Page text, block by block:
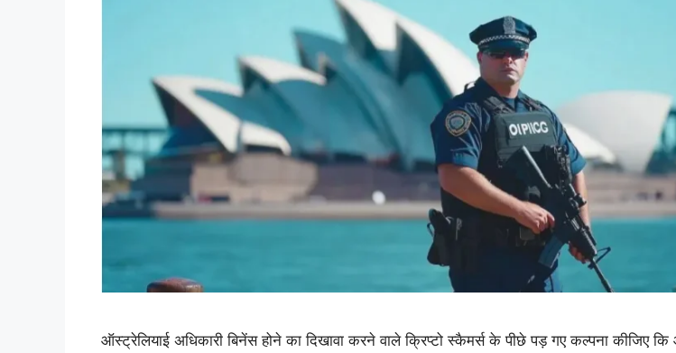
ऑस्ट्रेलियाई अधिकारी बिनेंस होने का दिखावा करने वाले क्रिप्टो स्कैमर्स के पीछे पड़ गए कल्पना कीजिए